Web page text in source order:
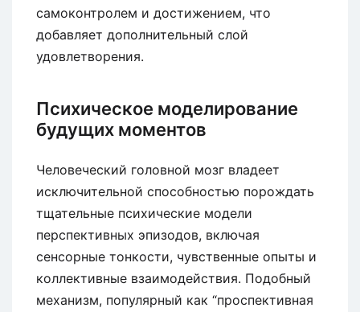
самоконтролем и достижением, что
добавляет дополнительный слой
удовлетворения.
Психическое моделирование
будущих моментов
Человеческий головной мозг владеет
исключительной способностью порождать
тщательные психические модели
перспективных эпизодов, включая
сенсорные тонкости, чувственные опыты и
коллективные взаимодействия. Подобный
механизм, популярный как “проспективная